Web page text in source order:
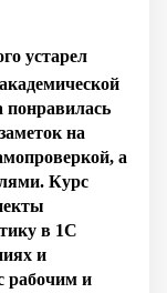
устарел
на
а
Курс
в 1С
и
рабочим и